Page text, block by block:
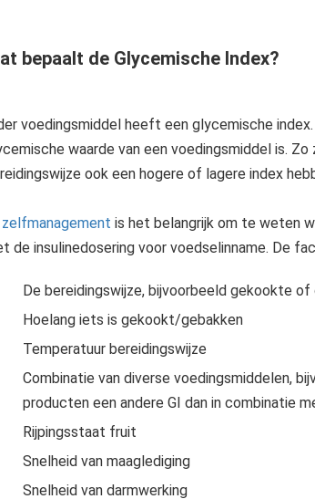
bepaalt de Glycemische Index?
voedingsmiddel heeft een glycemische
waarde van een voedingsmiddel is.
ook een hogere of lagere index
zelfmanagement is het belangrijk om te weten
de insulinedosering voor voedselinname. De
De bereidingswijze, bijvoorbeeld gekookte of
Hoelang iets is gekookt/gebakken
Temperatuur bereidingswijze
Combinatie van diverse voedingsmiddelen,
producten een andere GI dan in combinatie
Rijpingsstaat fruit
Snelheid van maaglediging
Snelheid van darmwerking